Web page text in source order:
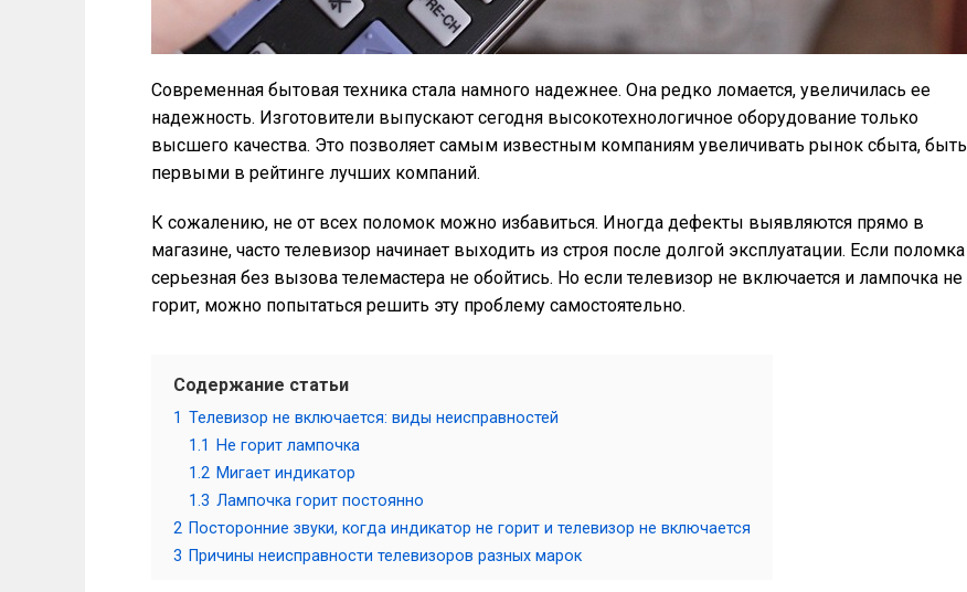
Современная бытовая техника стала намного надежнее. Она редко ломается, увеличилась ее
надежность. Изготовители выпускают сегодня высокотехнологичное оборудование только
высшего качества. Это позволяет самым известным компаниям увеличивать рынок сбыта, быть
первыми в рейтинге лучших компаний.
К сожалению, не от всех поломок можно избавиться. Иногда дефекты выявляются прямо в
магазине, часто телевизор начинает выходить из строя после долгой эксплуатации. Если поломка
серьезная без вызова телемастера не обойтись. Но если телевизор не включается и лампочка не
горит, можно попытаться решить эту проблему самостоятельно.
Содержание статьи
1 Телевизор не включается: виды неисправностей
1.1
Не горит лампочка
1.2 Мигает индикатор
1.3 Лампочка горит постоянно
2 Посторонние звуки, когда индикатор не горит и телевизор не включается
3 Причины неисправности телевизоров разных марок